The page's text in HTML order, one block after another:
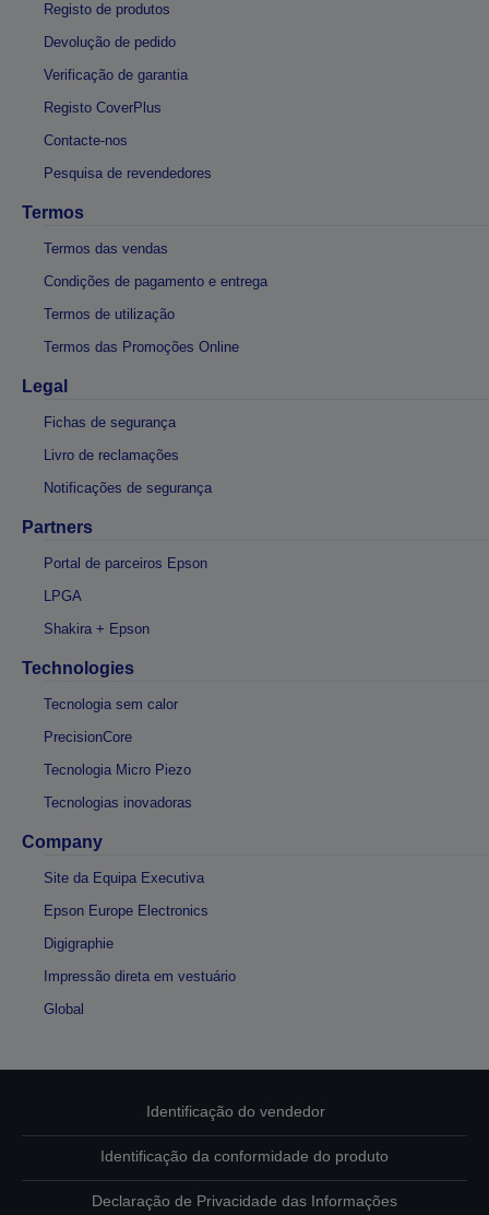
Registo de produtos
Devolução de pedido
Verificação de garantia
Registo CoverPlus
Contacte-nos
Pesquisa de revendedores
Termos
Termos das vendas
Condições de pagamento e entrega
Termos de utilização
Termos das Promoções Online
Legal
Fichas de segurança
Livro de reclamações
Notificações de segurança
Partners
Portal de parceiros Epson
LPGA
Shakira + Epson
Technologies
Tecnologia sem calor
PrecisionCore
Tecnologia Micro Piezo
Tecnologias inovadoras
Company
Site da Equipa Executiva
Epson Europe Electronics
Digigraphie
Impressão direta em vestuário
Global
Identificação do vendedor
Identificação da conformidade do produto
Declaração de Privacidade das Informações